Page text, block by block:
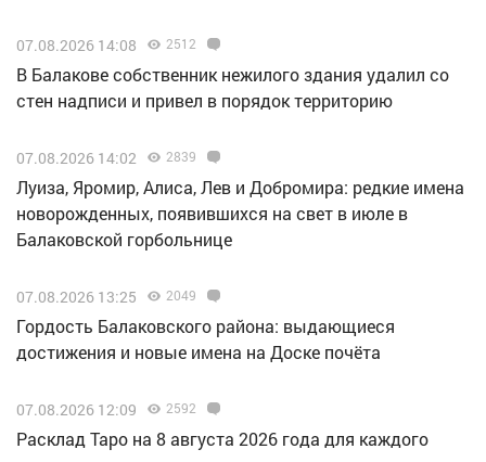
07.08.2026 14:08 2512
В Балакове собственник нежилого здания удалил со
стен надписи и привел в порядок территорию
07.08.2026 14:02 2839
Луиза, Яромир, Алиса, Лев и Добромира: редкие имена
новорожденных, появившихся на свет в июле в
Балаковской горбольнице
07.08.2026 13:25 2049
Гордость Балаковского района: выдающиеся
достижения и новые имена на Доске почёта
07.08.2026 12:09 2592
Расклад Таро на 8 августа 2026 года для каждого